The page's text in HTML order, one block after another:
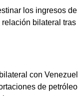
los ingresos
bilateral
con
de